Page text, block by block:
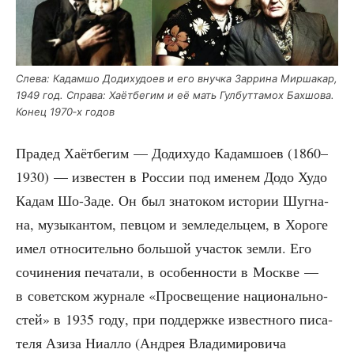
Сле­ва: Кадам­шо Доди­ху­до­ев и его внуч­ка Зар­ри­на Мир­ша­кар,
1949 год. Спра­ва: Хаёт­бе­гим и её мать Гул­бут­та­мох Бах­шо­ва.
Конец 1970‑х годов
Пра­дед Хаёт­бе­гим — Доди­ху­до Кадам­шо­ев (1860–
1930) — изве­стен в Рос­сии под име­нем Додо Худо
Кадам Шо-Заде. Он был зна­то­ком исто­рии Шугна­
на, музы­кан­том, пев­цом и зем­ле­дель­цем, в Хоро­ге
имел отно­си­тель­но боль­шой уча­сток зем­ли. Его
сочи­не­ния печа­та­ли, в осо­бен­но­сти в Москве —
в совет­ском жур­на­ле «Про­све­ще­ние наци­о­наль­но­
стей» в 1935 году, при под­держ­ке извест­но­го писа­
те­ля Ази­за Ниал­ло (Андрея Вла­ди­ми­ро­ви­ча